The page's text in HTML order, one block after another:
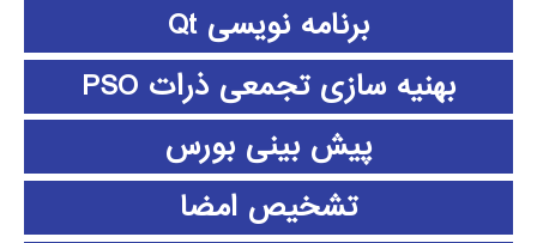
برنامه نویسی Qt
بهنیه سازی تجمعی ذرات PSO
پیش بینی بورس
تشخیص امضا